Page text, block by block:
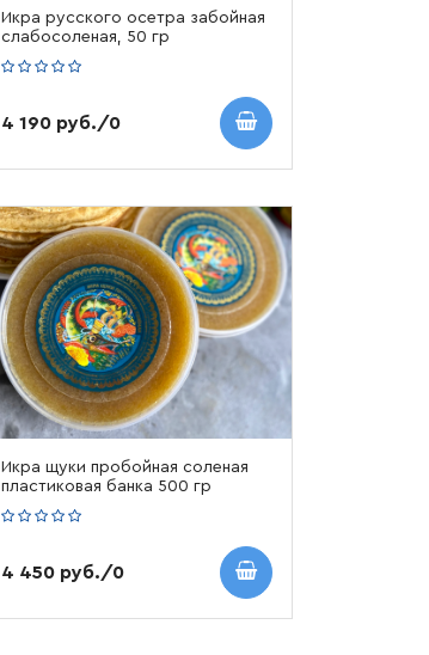
Икра русского осетра забойная
слабосоленая, 50 гр
4 190 руб./0
Икра щуки пробойная соленая
пластиковая банка 500 гр
4 450 руб./0